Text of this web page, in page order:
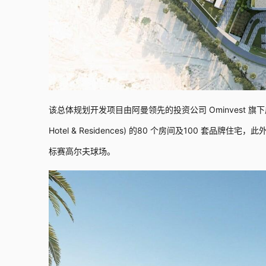
该总体规划开发项目由阿曼领先的投资公司 Ominvest 旗
Hotel & Residences) 的80 个房间及100 套品牌住宅，此
标赛高尔夫球场。